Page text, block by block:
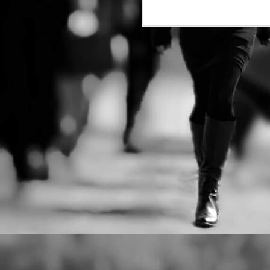
Ντέιβιντ Τρίστραμ, «Ο
Επιθεωρητής Ντρέικ και η
Μαύρη Χήρα».
Ο